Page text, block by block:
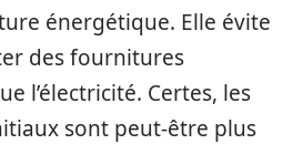
énergétique. Elle évite
des fournitures
l’électricité. Certes, les
sont peut-être plus